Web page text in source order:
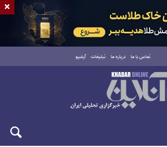
تماس با ما درباره ما تبلیغات آرشیو
×